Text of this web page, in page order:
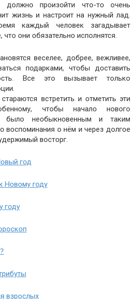
должно произойти что-то очень
жизнь и настроит на нужный лад.
каждый человек загадывает
они обязательно исполнятся.
веселее, добрее, вежливее,
подарками, чтобы доставить
Все это вызывает только
встретить и отметить эти
чтобы начало нового
было необыкновенным и таким
воспоминания о нём и через долгое
восторг.
год
Новому году
году
взрослых